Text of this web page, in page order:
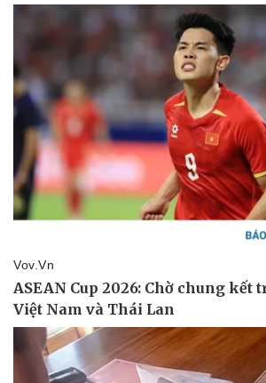
Thế giới thể thao
eSports
Tư vấn